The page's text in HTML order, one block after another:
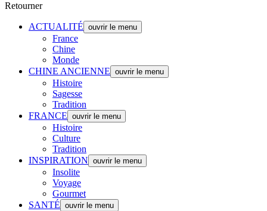
Retourner
ACTUALITÉ ouvrir le menu
France
Chine
Monde
CHINE ANCIENNE ouvrir le menu
Histoire
Sagesse
Tradition
FRANCE ouvrir le menu
Histoire
Culture
Tradition
INSPIRATION ouvrir le menu
Insolite
Voyage
Gourmet
SANTÉ ouvrir le menu